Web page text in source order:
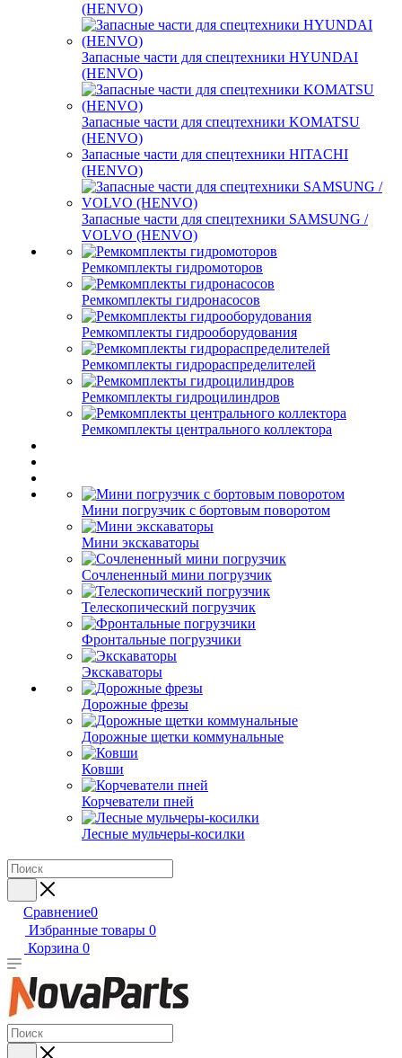
(HENVO)
Запасные части для спецтехники HYUNDAI
(HENVO)
Запасные части для спецтехники KOMATSU
(HENVO)
Запасные части для спецтехники HITACHI
(HENVO)
Запасные части для спецтехники SAMSUNG /
VOLVO (HENVO)
Ремкомплекты гидромоторов
Ремкомплекты гидронасосов
Ремкомплекты гидрооборудования
Ремкомплекты гидрораспределителей
Ремкомплекты гидроцилиндров
Ремкомплекты центрального коллектора
Мини погрузчик с бортовым поворотом
Мини экскаваторы
Сочлененный мини погрузчик
Телескопический погрузчик
Фронтальные погрузчики
Экскаваторы
Дорожные фрезы
Дорожные щетки коммунальные
Ковши
Корчеватели пней
Лесные мульчеры-косилки
Сравнение0
Избранные товары 0
Корзина 0